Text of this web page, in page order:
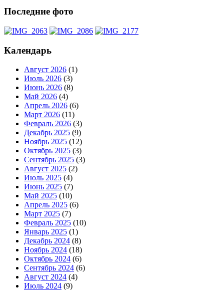
Последние фото
Календарь
Август 2026 (1)
Июль 2026 (3)
Июнь 2026 (8)
Май 2026 (4)
Апрель 2026 (6)
Март 2026 (11)
Февраль 2026 (3)
Декабрь 2025 (9)
Ноябрь 2025 (12)
Октябрь 2025 (3)
Сентябрь 2025 (3)
Август 2025 (2)
Июль 2025 (4)
Июнь 2025 (7)
Май 2025 (10)
Апрель 2025 (6)
Март 2025 (7)
Февраль 2025 (10)
Январь 2025 (1)
Декабрь 2024 (8)
Ноябрь 2024 (18)
Октябрь 2024 (6)
Сентябрь 2024 (6)
Август 2024 (4)
Июль 2024 (9)